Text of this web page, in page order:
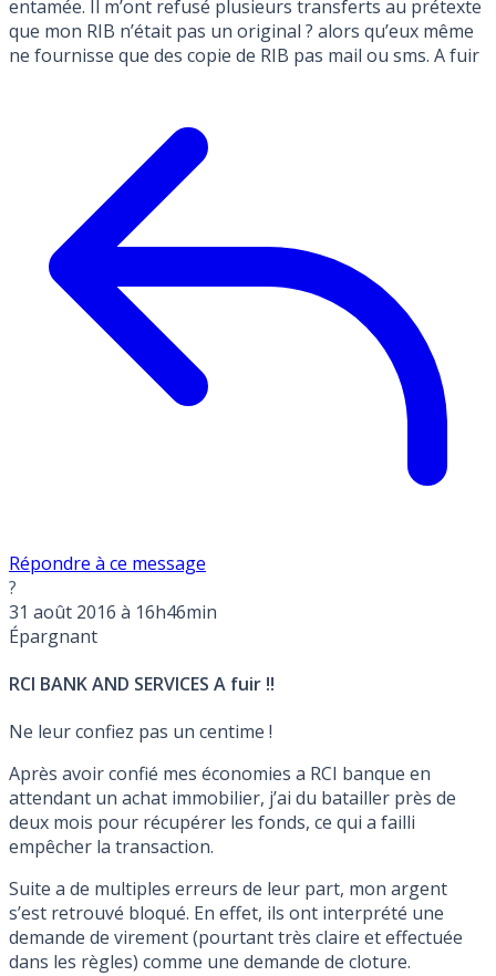
entamée. Il m’ont refusé plusieurs transferts au prétexte
que mon RIB n’était pas un original ? alors qu’eux même
ne fournisse que des copie de RIB pas mail ou sms. A fuir
Répondre à ce message
?
31 août 2016 à 16h46min
Épargnant
RCI BANK AND SERVICES A fuir !!
Ne leur confiez pas un centime !
Après avoir confié mes économies a RCI banque en
attendant un achat immobilier, j’ai du batailler près de
deux mois pour récupérer les fonds, ce qui a failli
empêcher la transaction.
Suite a de multiples erreurs de leur part, mon argent
s’est retrouvé bloqué. En effet, ils ont interprété une
demande de virement (pourtant très claire et effectuée
dans les règles) comme une demande de cloture.